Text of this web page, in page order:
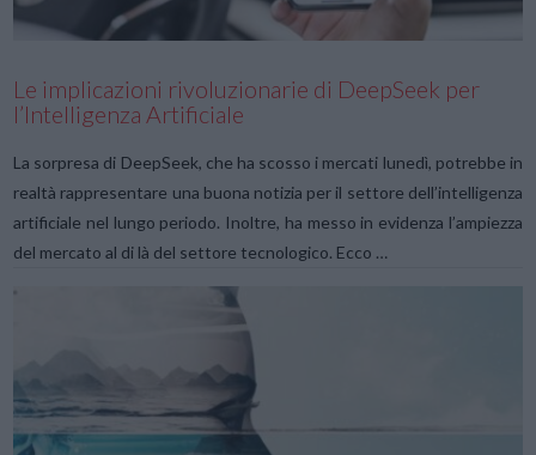
Le implicazioni rivoluzionarie di DeepSeek per
l’Intelligenza Artificiale
La sorpresa di DeepSeek, che ha scosso i mercati lunedì, potrebbe in
realtà rappresentare una buona notizia per il settore dell’intelligenza
artificiale nel lungo periodo. Inoltre, ha messo in evidenza l’ampiezza
del mercato al di là del settore tecnologico. Ecco …